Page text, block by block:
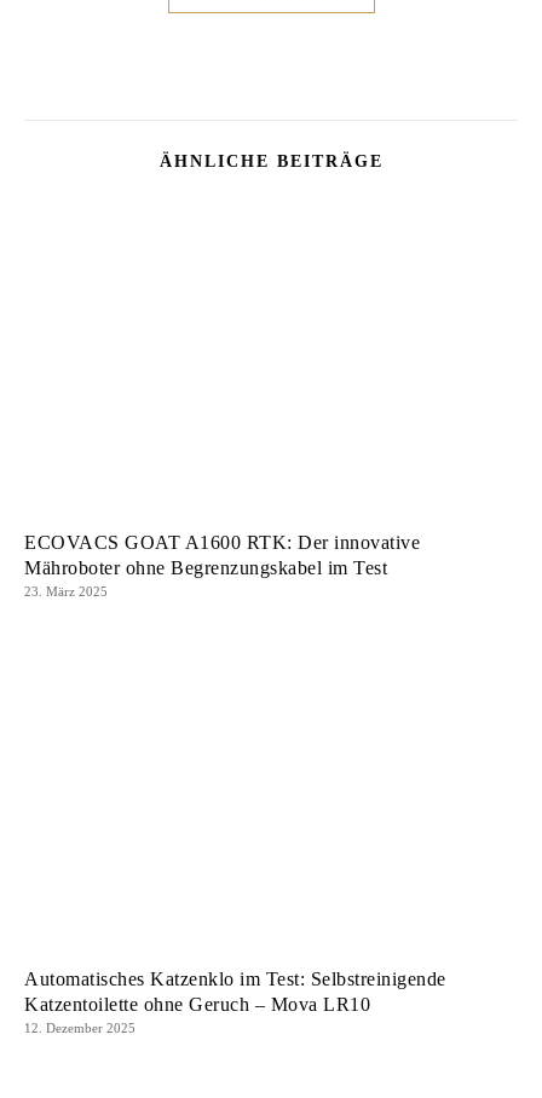
ÄHNLICHE BEITRÄGE
ECOVACS GOAT A1600 RTK: Der innovative
Mähroboter ohne Begrenzungskabel im Test
23. März 2025
Automatisches Katzenklo im Test: Selbstreinigende
Katzentoilette ohne Geruch – Mova LR10
12. Dezember 2025